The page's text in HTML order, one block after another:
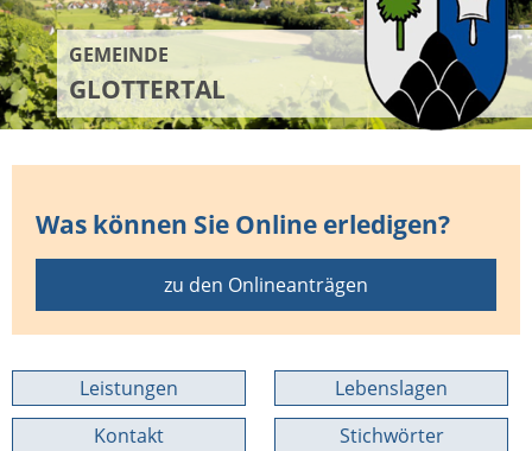
GEMEINDE
GLOTTERTAL
Was können Sie Online erledigen?
zu den Onlineanträgen
Leistungen
Lebenslagen
Kontakt
Stichwörter